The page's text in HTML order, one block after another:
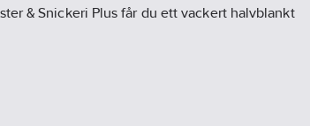
& Snickeri Plus får du ett vackert halvblankt